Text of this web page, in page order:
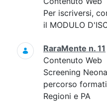
Per iscriversi,
il MODULO
RaraMente n. 11
Contenuto Web
Screening
percorso
Regioni e PA